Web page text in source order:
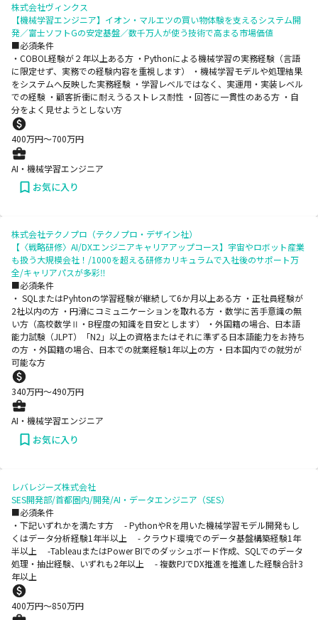
株式会社ヴィンクス
【機械学習エンジニア】イオン・マルエツの買い物体験を支えるシステム開
発／富士ソフトGの安定基盤／数千万人が使う技術で高まる市場価値
■必須条件
・COBOL経験が２年以上ある方 ・Pythonによる機械学習の実務経験（言語
に限定せず、実務での経験内容を重視します） ・機械学習モデルや処理結果
をシステムへ反映した実務経験 ・学習レベルではなく、実運用・実装レベル
での経験 ・顧客折衝に耐えうるストレス耐性 ・回答に一貫性のある方 ・自
分をよく見せようとしない方
400万円〜700万円
AI・機械学習エンジニア
お気に入り
株式会社テクノプロ（テクノプロ・デザイン社）
【〈戦略研修〉AI/DXエンジニアキャリアアップコース】宇宙やロボット産業
も扱う大規模会社！/1000を超える研修カリキュラムで入社後のサポート万
全/キャリアパスが多彩‼
■必須条件
・ SQLまたはPyhtonの学習経験が継続して6か月以上ある方 ・正社員経験が
2社以内の方 ・円滑にコミュニケーションを取れる方 ・数学に苦手意識の無
い方（高校数学Ⅱ・B程度の知識を目安とします） ・外国籍の場合、日本語
能力試験（JLPT）「N2」以上の資格またはそれに準ずる日本語能力をお持ち
の方 ・外国籍の場合、日本での就業経験1年以上の方 ・日本国内での就労が
可能な方
340万円〜490万円
AI・機械学習エンジニア
お気に入り
レバレジーズ株式会社
SES開発部/首都圏内/開発/AI・データエンジニア（SES）
■必須条件
・下記いずれかを満たす方 - PythonやRを用いた機械学習モデル開発もし
くはデータ分析経験1年半以上 - クラウド環境でのデータ基盤構築経験1年
半以上 -TableauまたはPower BIでのダッシュボード作成、SQLでのデータ
処理・抽出経験、いずれも2年以上 - 複数PJでDX推進を推進した経験合計3
年以上
400万円〜850万円